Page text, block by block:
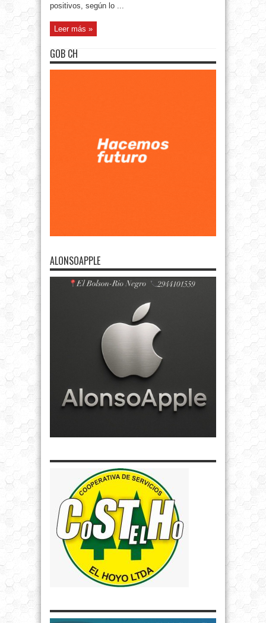
positivos, según lo ...
Leer más »
GOB CH
ALONSOAPPLE